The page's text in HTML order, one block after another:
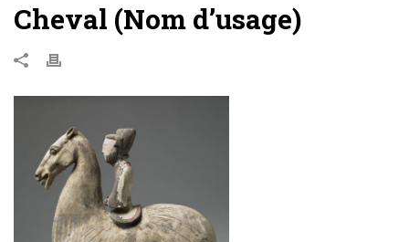
Cheval (Nom d’usage)